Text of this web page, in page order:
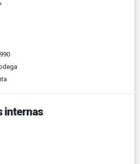
internas